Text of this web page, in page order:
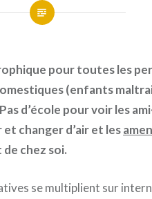
pour toutes les
(enfants
d’école pour voir les
changer d’air et les
chez soi.
se multiplient sur